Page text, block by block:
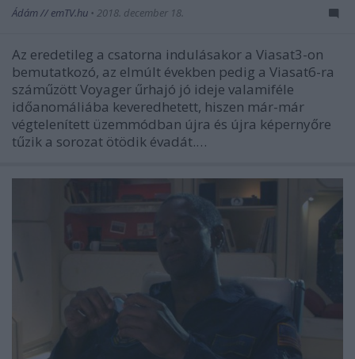
Ádám // emTV.hu • 2018. december 18.
Az eredetileg a csatorna indulásakor a Viasat3-on
bemutatkozó, az elmúlt években pedig a Viasat6-ra
száműzött Voyager űrhajó jó ideje valamiféle
időanomáliába keveredhetett, hiszen már-már
végtelenített üzemmódban újra és újra képernyőre
tűzik a sorozat ötödik évadát.…